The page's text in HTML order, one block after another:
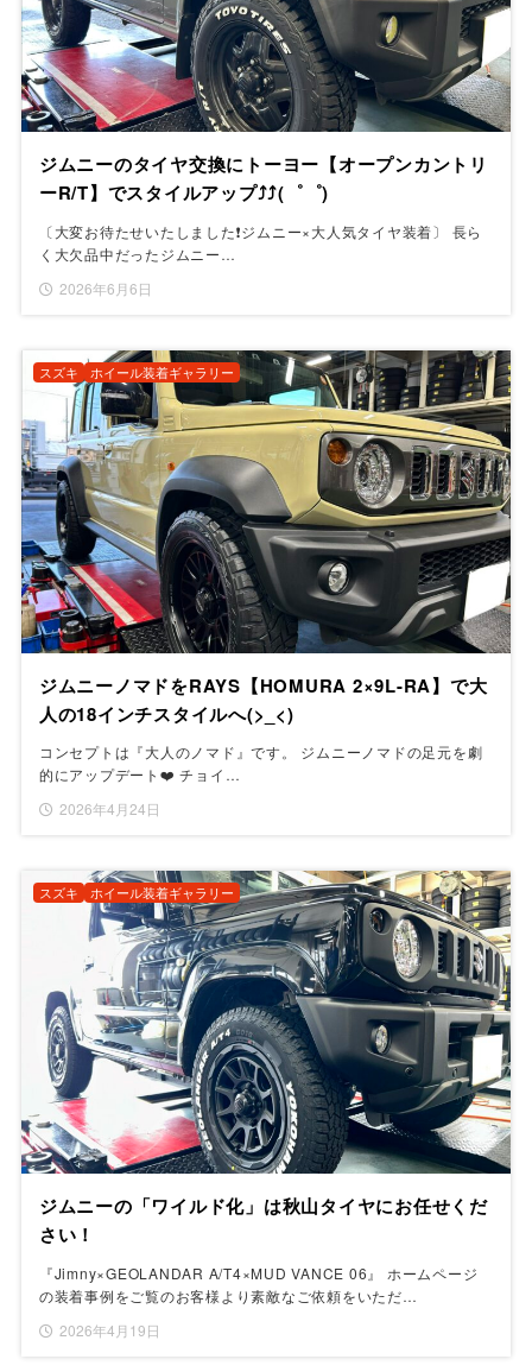
ジムニーのタイヤ交換にトーヨー【オープンカントリ
ーR/T】でスタイルアップ⤴⤴(゜゜)
〔大変お待たせいたしました❗️ジムニー×大人気タイヤ装着〕 長ら
く大欠品中だったジムニー…
2026年6月6日
ジムニーノマドをRAYS【HOMURA 2×9L-RA】で大
人の18インチスタイルへ(>_<)
コンセプトは『大人のノマド』です。 ジムニーノマドの足元を劇
的にアップデート❤️ チョイ…
2026年4月24日
スズキ ホイール装着ギャラリー
ジムニーの「ワイルド化」は秋山タイヤにお任せくだ
さい！
『Jimny×GEOLANDAR A/T4×MUD VANCE 06』 ホームページ
の装着事例をご覧のお客様より素敵なご依頼をいただ…
2026年4月19日
スズキ ホイール装着ギャラリー